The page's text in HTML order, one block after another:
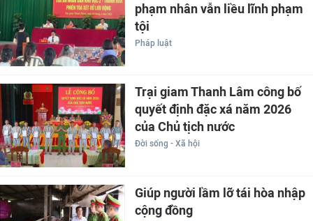
phạm nhân vẫn liều lĩnh phạm
tội
Pháp luật
Trại giam Thanh Lâm công bố
quyết định đặc xá năm 2026
của Chủ tịch nước
Đời sống - Xã hội
Giúp người lầm lỡ tái hòa nhập
cộng đồng